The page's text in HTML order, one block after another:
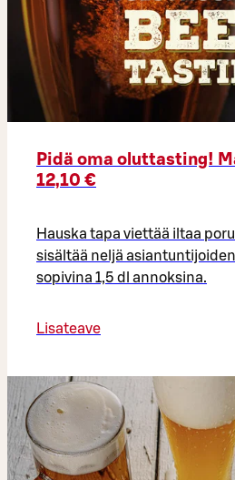
Pidä oma oluttasting!
12,10 €
Hauska tapa viettää iltaa
sisältää neljä
sopivina 1,5 dl annoksina.
Lisateave